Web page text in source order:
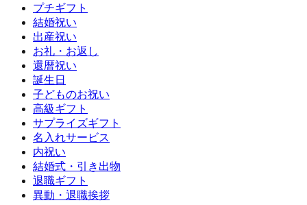
プチギフト
結婚祝い
出産祝い
お礼・お返し
還暦祝い
誕生日
子どものお祝い
高級ギフト
サプライズギフト
名入れサービス
内祝い
結婚式・引き出物
退職ギフト
異動・退職挨拶